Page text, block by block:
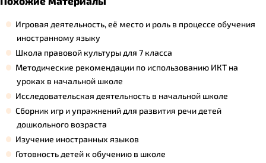
Игровая деятельность, её место и роль в процессе обучения
иностранному языку
Школа правовой культуры для 7 класса
Методические рекомендации по использованию ИКТ на
уроках в начальной школе
Исследовательская деятельность в начальной школе
Сборник игр и упражнений для развития речи детей
дошкольного возраста
Изучение иностранных языков
Готовность детей к обучению в школе